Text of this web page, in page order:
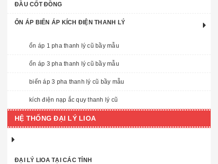
ĐẦU CỐT ĐỒNG
ỔN ÁP BIẾN ÁP KÍCH ĐIỆN THANH LÝ
ổn áp 1 pha thanh lý cũ bầy mẫu
ổn áp 3 pha thanh lý cũ bầy mẫu
biến áp 3 pha thanh lý cũ bầy mẫu
kích điện nạp ắc quy thanh lý cũ
HỆ THỐNG ĐẠI LÝ LIOA
ĐẠI LÝ LIOA TẠI CÁC TỈNH